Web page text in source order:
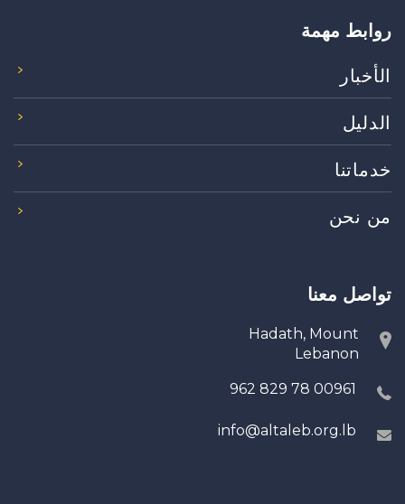
روابط مهمة
الأخبار
الدليل
خدماتنا
من نحن
تواصل معنا
Hadath, Mount
Lebanon
00961 78 829 962
info@altaleb.org.lb